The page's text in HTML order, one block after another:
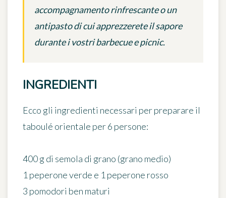
accompagnamento rinfrescante o un
antipasto di cui apprezzerete il sapore
durante i vostri barbecue e picnic.
INGREDIENTI
Ecco gli ingredienti necessari per preparare il
taboulé orientale per 6 persone:
400 g di semola di grano (grano medio)
1 peperone verde e 1 peperone rosso
3 pomodori ben maturi